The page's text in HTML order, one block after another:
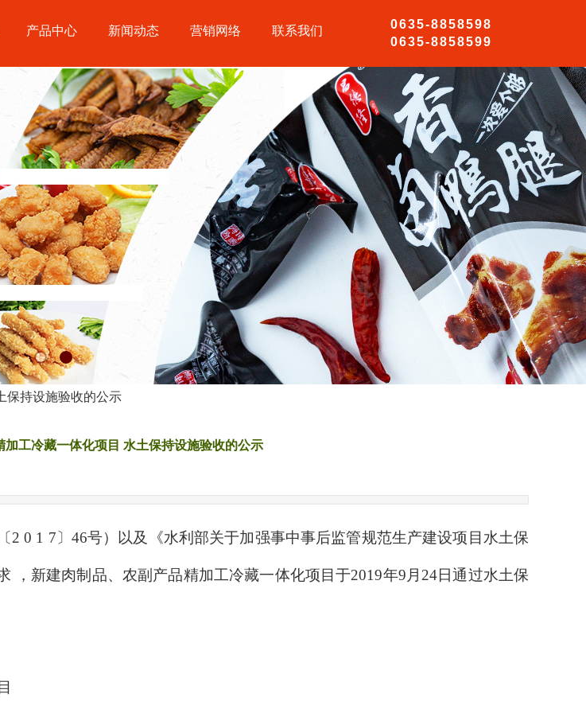
产品中心 新闻动态 营销网络 联系我们
0635-8858598
0635-8858599
保持设施验收的公示
工冷藏一体化项目 水土保持设施验收的公示
2 0 1 7 〕 46号）以及《水利部关于加强事中事后监管规范生产建设项目水土保
，新建肉制品、农副产品精加工冷藏一体化项目于2019年9 月 24日通过水土保